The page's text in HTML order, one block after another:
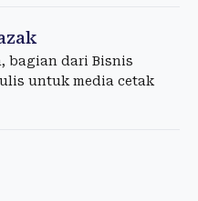
bagian dari Bisnis
untuk media cetak